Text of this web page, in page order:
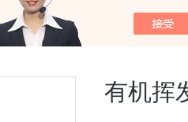
> ADT800W-TVOC-PID有机挥发物
有机挥